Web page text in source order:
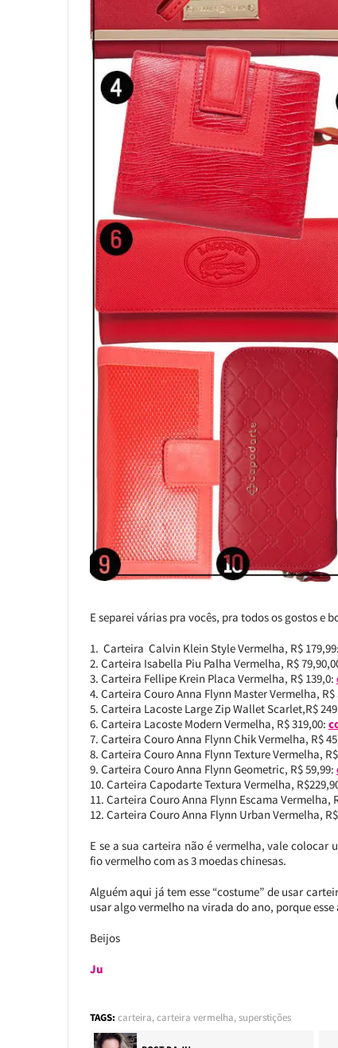
E separei várias pra vocês, pra todos os gostos e
Carteira Calvin Klein Style Vermelha, R$ 179,99:
Carteira Isabella Piu Palha Vermelha, R$
Carteira Fellipe Krein Placa Vermelha, R$ 139,0:
Carteira Couro Anna Flynn Master Vermelha, R$
Carteira Lacoste Large Zip Wallet Scarlet,R$
Carteira Lacoste Modern Vermelha, R$ 319,00:
Carteira Couro Anna Flynn Chik Vermelha, R$
Carteira Couro Anna Flynn Texture Vermelha,
Carteira Couro Anna Flynn Geometric, R$ 59,99:
Carteira Capodarte Textura Vermelha,
Carteira Couro Anna Flynn Escama Vermelha,
Carteira Couro Anna Flynn Urban Vermelha,
E se a sua carteira não é vermelha, vale
fio vermelho com as 3 moedas chinesas.
Alguém aqui já tem esse “costume” de usar
usar algo vermelho na virada do ano, porque esse
Beijos
Ju
TAGS: carteira,carteira vermelha,superstições